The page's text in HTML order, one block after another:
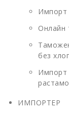
Импорт
Онлайн
без
ИМПОРТЕР